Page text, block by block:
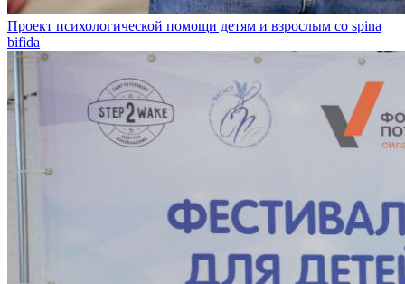
Проект психологической помощи детям и взрослым со spina
bifida